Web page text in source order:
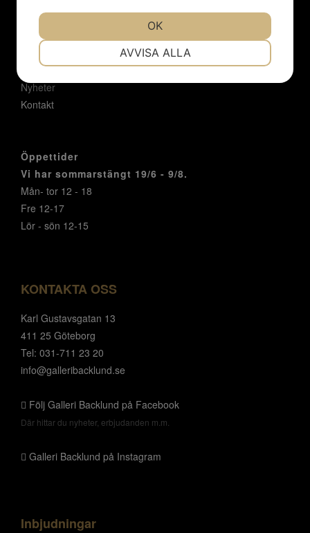
Inbjudan
Integritetspolicy
Om oss
Nyheter
Kontakt
Öppettider
Vi har sommarstängt 19/6 - 9/8.
Mån- tor 12 - 18
Fre 12-17
Lör - sön 12-15
KONTAKTA OSS
Karl Gustavsgatan 13
411 25 Göteborg
Tel: 031-711 23 20
info@galleribacklund.se
Följ Galleri Backlund på Facebook
Där hittar du nyheter, erbjudanden m.m.
Galleri Backlund på Instagram
Inbjudningar
AVVISA ALLA
OK